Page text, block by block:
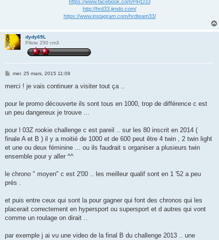
https://www.facebook.com/HRD33
http://hrd33.jimdo.com/
https://www.instagram.com/hrdteam33/
dydy69L
Pilote 250 cm3
M
s
g
mer. 25 mars, 2015 11:09
merci ! je vais continuer a visiter tout ça ..
pour le promo découverte ils sont tous en 1000, trop de différence c est
un peu dangereux je trouve ...
pour l 03Z rookie challenge c est pareil .. sur les 80 inscrit en 2014 (
finale A et B ) il y a moitié de 1000 et de 600 peut être 4 twin , 2 twin light
et une ou deux féminine ... ou ils faudrait s organiser a plusieurs twin
ensemble pour y aller ^^
le chrono " moyen" c est 2'00 .. les meilleur qualif sont en 1 '52 a peu
près .
et puis entre ceux qui sont la pour gagner qui font des chronos qui les
placerait correctement en hypersport ou supersport et d autres qui vont
comme un roulage on dirait ..
par exemple j ai vu une video de la final B du challenge 2013 .. une